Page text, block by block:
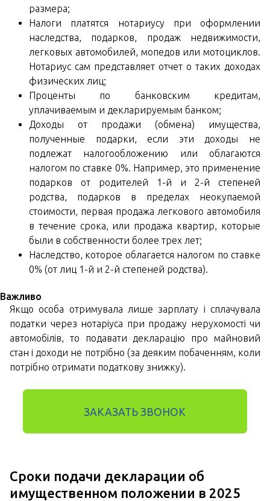
размера;
Налоги платятся нотариусу при оформлении
наследства, подарков, продаж недвижимости,
легковых автомобилей, мопедов или мотоциклов.
Нотариус сам представляет отчет о таких доходах
физических лиц;
Проценты по банковским кредитам,
уплачиваемым и декларируемым банком;
Доходы от продажи (обмена) имущества,
полученные подарки, если эти доходы не
подлежат налогообложению или облагаются
налогом по ставке 0%. Например, это применение
подарков от родителей 1-й и 2-й степеней
родства, подарков в пределах неокупаемой
стоимости, первая продажа легкового автомобиля
в течение срока, или продажа квартир, которые
были в собственности более трех лет;
Наследство, которое облагается налогом по ставке
0% (от лиц 1-й и 2-й степеней родства).
Важливо
Якщо особа отримувала лише зарплату і сплачувала
податки через нотаріуса при продажу нерухомості чи
автомобілів, то подавати декларацію про майновий
стан і доходи не потрібно (за деяким побаченням, коли
потрібно отримати податкову знижку).
ЗАКАЗАТЬ ЗВОНОК
Сроки подачи декларации об
имущественном положении в 2025